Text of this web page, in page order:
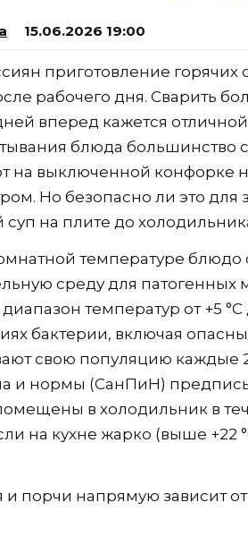
15.06.2026 19:00
приготовление
рабочего дня. Сварить
вперед кажется
блюда большинство
на выключенной конфорке
Но безопасно ли это
на плите до
температуре блюдо
среду для
температур от +5 °C
бактерии, включая
свою популяцию каждые
и нормы (СанПиН)
в холодильник в
на кухне жарко (выше +22
и порчи напрямую зависит